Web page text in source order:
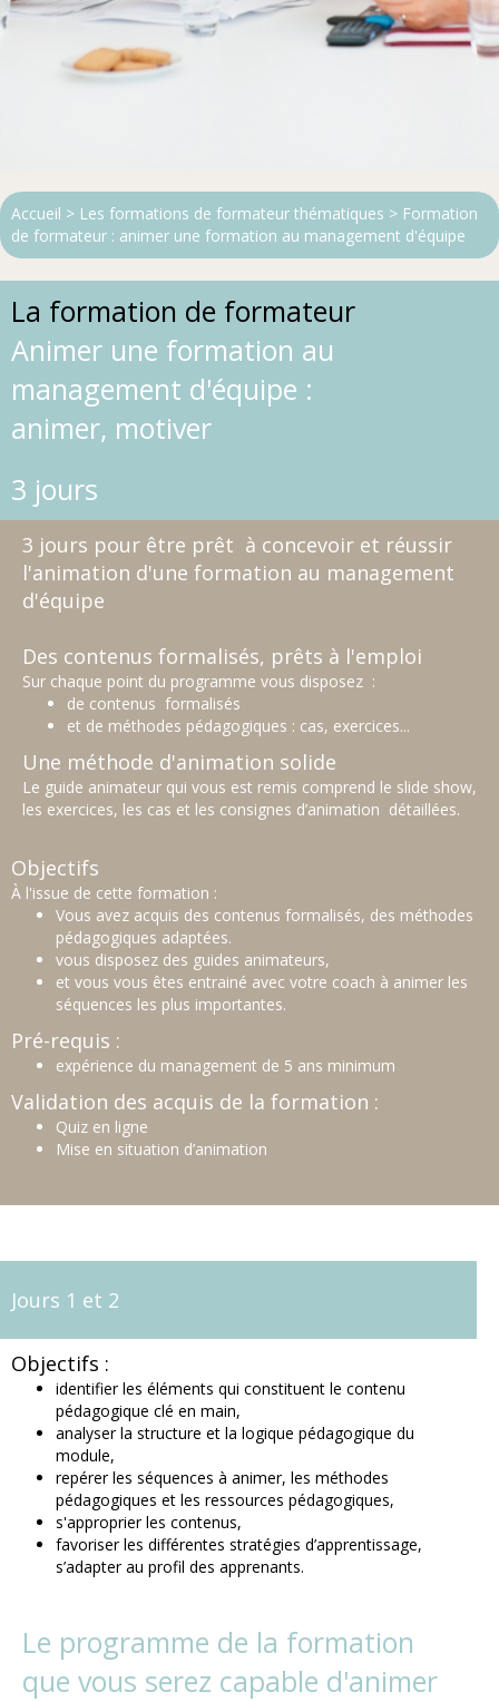
Accueil > Les formations de formateur thématiques > Formation
de formateur : animer une formation au management d'équipe
La formation de formateur
Animer une formation au
management d'équipe :
animer, motiver
3 jours
3 jours pour être prêt à concevoir et réussir
l'animation d'une formation au management
d'équipe
Des contenus formalisés, prêts à l'emploi
Sur chaque point du programme vous disposez :
de contenus formalisés
et de méthodes pédagogiques : cas, exercices...
Une méthode d'animation solide
Le guide animateur qui vous est remis comprend le slide show,
les exercices, les cas et les consignes d’animation détaillées.
Objectifs
À l'issue de cette formation :
Vous avez acquis des contenus formalisés, des méthodes
pédagogiques adaptées.
vous disposez des guides animateurs,
et vous vous êtes entrainé avec votre coach à animer les
séquences les plus importantes.
Pré-requis :
expérience du management de 5 ans minimum
Validation des acquis de la formation :
Quiz en ligne
Mise en situation d’animation
Jours 1 et 2
Objectifs :
identifier les éléments qui constituent le contenu
pédagogique clé en main,
analyser la structure et la logique pédagogique du
module,
repérer les séquences à animer, les méthodes
pédagogiques et les ressources pédagogiques,
s'approprier les contenus,
favoriser les différentes stratégies d’apprentissage,
s’adapter au profil des apprenants.
Le programme de la formation
que vous serez capable d'animer